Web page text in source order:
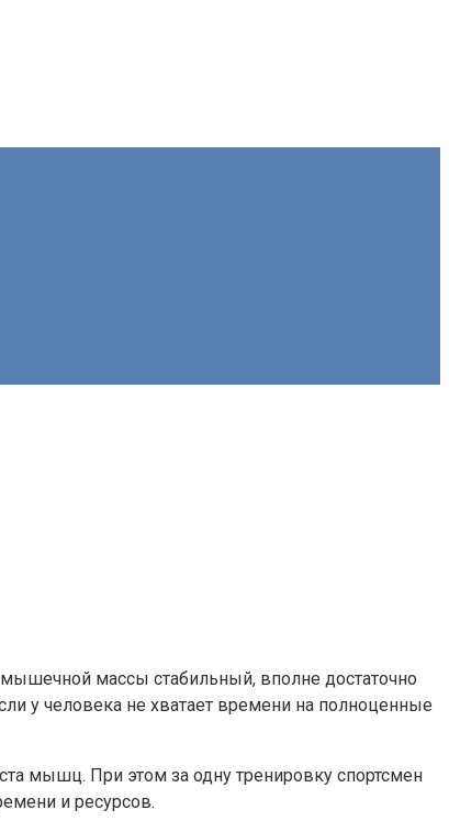
массы стабильный, вполне достаточно
у человека не хватает времени на полноценные
мышц. При этом за одну тренировку спортсмен
и ресурсов.